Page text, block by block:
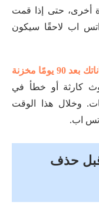
أخرى، حتى إذا قمت
اب لاحقًا سيكون
قد تبقى نسخ من بياناتك بعد 90 يومًا مخزنة
كارثة أو خطأ في
وخلال هذا الوقت
اب.
قبل حذف